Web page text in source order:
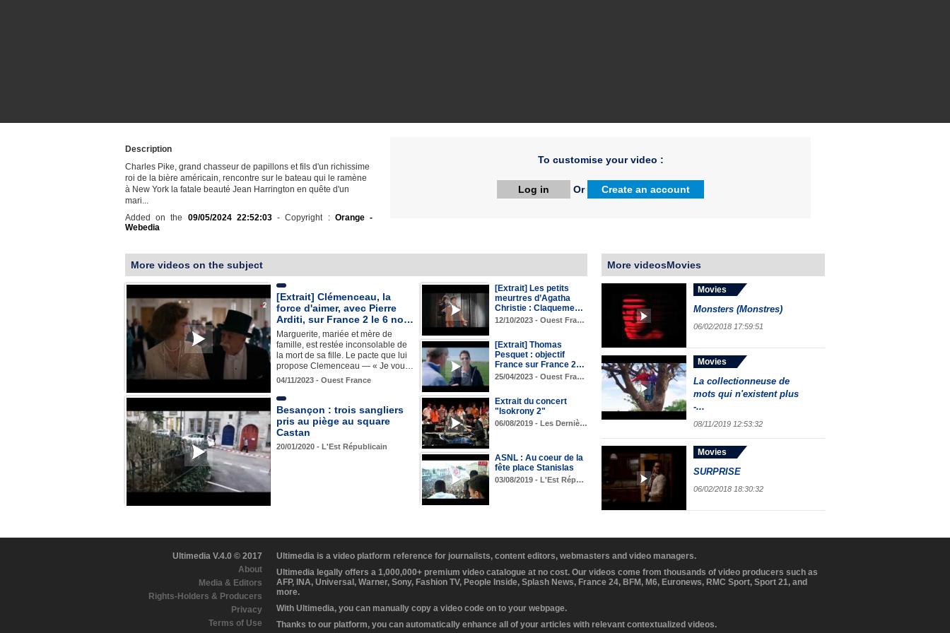
Description
Charles Pike, grand chasseur de papillons et fils d'un richissime
roi de la bière américain, rencontre sur le bateau qui le ramène
à New York la fatale beauté Jean Harrington en quête d'un
mari...
Added on the 09/05/2024 22:52:03- Copyright : Orange -
Webedia
To customise your video :
Log in Or Create an account
More videos on the subject
[Extrait] Clémenceau, la
force d'aimer, avec Pierre
Arditi, sur France 2 le 6 no…
Marguerite, mariée et mère de
famille, est restée inconsolable de
la mort de sa fille. Le pacte que lui
propose Clemenceau — « Je vou…
04/11/2023 - Ouest France
[Extrait] Les petits
meurtres d’Agatha
Christie : Claqueme…
12/10/2023 - Ouest Fra…
[Extrait] Thomas
Pesquet : objectif
France sur France 2…
25/04/2023 - Ouest Fra…
Besançon : trois sangliers
pris au piège au square
Castan
20/01/2020 - L'Est Républicain
Extrait du concert
"Isokrony 2"
06/08/2019 - Les Derniè…
ASNL : Au coeur de la
fête place Stanislas
03/08/2019 - L'Est Rép…
More videosMovies
Movies
Monsters (Monstres)
06/02/2018 17:59:51
Movies
La collectionneuse de
mots qui n'existent plus
-...
08/11/2019 12:53:32
Movies
SURPRISE
06/02/2018 18:30:32
Ultimedia V.4.0 © 2017
About
Media & Editors
Rights-Holders & Producers
Privacy
Terms of Use
Ultimedia is a video platform reference for journalists, content editors, webmasters and video managers.
Ultimedia legally offers a 1,000,000+ premium video catalogue at no cost. Our videos come from thousands of video producers such as
AFP, INA, Universal, Warner, Sony, Fashion TV, People Inside, Splash News, France 24, BFM, M6, Euronews, RMC Sport, Sport 21, and
more.
With Ultimedia, you can manually copy a video code on to your webpage.
Thanks to our platform, you can automatically enhance all of your articles with relevant contextualized videos.